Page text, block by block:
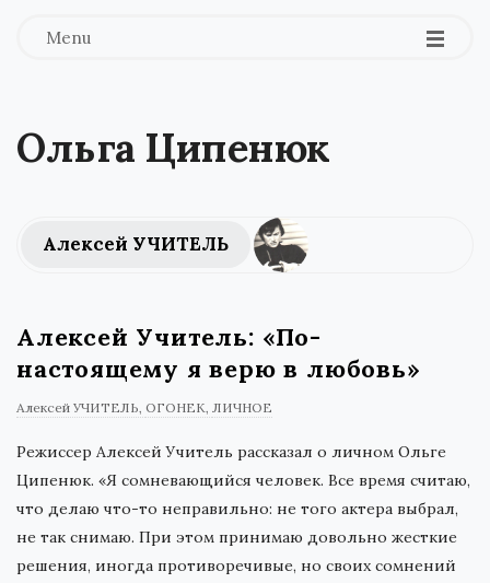
Menu
Ольга Ципенюк
Алексей УЧИТЕЛЬ
Алексей Учитель: «По-
настоящему я верю в любовь»
Алексей УЧИТЕЛЬ ОГОНЕК ЛИЧНОЕ
Режиссер Алексей Учитель рассказал о личном Ольге
Ципенюк. «Я сомневающийся человек. Все время считаю,
что делаю что-то неправильно: не того актера выбрал,
не так снимаю. При этом принимаю довольно жесткие
решения, иногда противоречивые, но своих сомнений